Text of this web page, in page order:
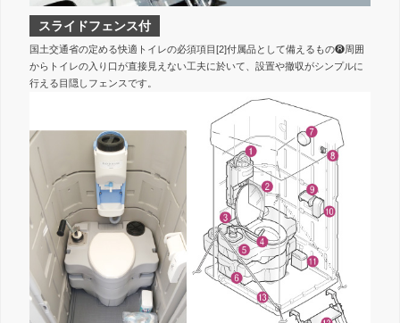
スライドフェンス付
国土交通省の定める快適トイレの必須項目[2]付属品として備えるもの❽周囲
からトイレの入り口が直接見えない工夫に於いて、設置や撤収がシンプルに
行える目隠しフェンスです。